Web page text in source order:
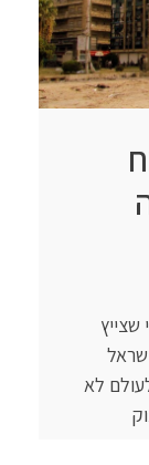
שצייץ
לא